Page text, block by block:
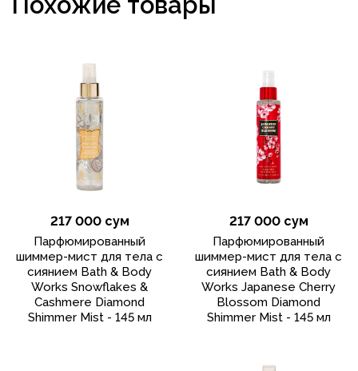
217 000 сум
Парфюмированный
шиммер-мист для тела с
сиянием Bath & Body
Works Snowflakes &
Cashmere Diamond
Shimmer Mist - 145 мл
217 000 сум
Парфюмированный
шиммер-мист для тела с
сиянием Bath & Body
Works Japanese Cherry
Blossom Diamond
Shimmer Mist - 145 мл